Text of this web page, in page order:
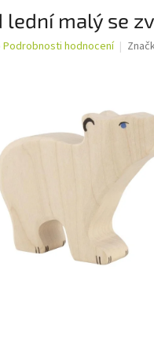
lední malý se
Podrobnosti hodnocení